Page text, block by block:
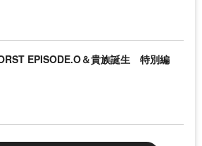
EPISODE.O＆貴族誕生 特別編